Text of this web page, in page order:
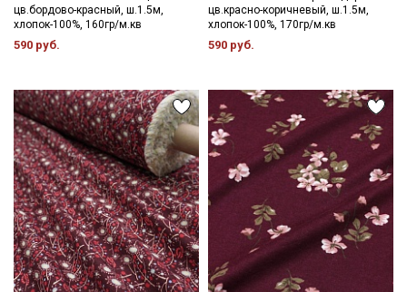
цв.бордово-красный, ш.1.5м,
хлопок-100%, 160гр/м.кв
590 руб.
цв.красно-коричневый, ш.1.5м,
хлопок-100%, 170гр/м.кв
590 руб.
Электронная почта
Подписаться
Ознакомлен(а) сПолитикой обработки персональных
данныхи даюСогласие на обработку персональных
данных
ДаюСогласие на получение рекламных и
информационных рассылок